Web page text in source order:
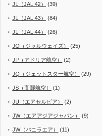
JL（JAL 42） (39)
JL（JAL 43） (84)
JL（JAL 44） (26)
JO（ジャルウェイズ） (25)
JP（アドリア航空） (2)
JQ（ジェットスター航空） (29)
JS（高麗航空） (1)
JU（エアセルビア） (2)
JW（エアアジアジャパン） (9)
JW（バニラエア） (11)